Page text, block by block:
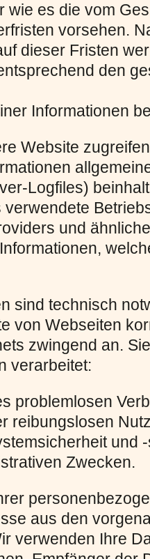
wie es die vom
vorsehen.
dieser Fristen
den
Informationen
Website
Logfiles)
und
sind technisch
von Webseiten
zwingend an.
verarbeitet:
problemlosen
reibungslosen
und
Zwecken.
aus den
verwenden Ihre